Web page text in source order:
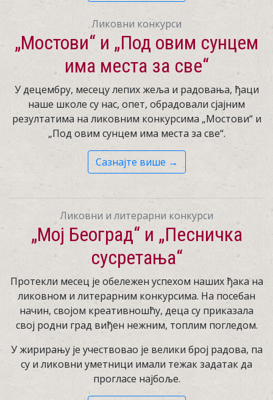
Ликовни конкурси
„Мостови“ и „Под овим сунцем
има места за све“
У децембру, месецу лепих жеља и радовања, ђаци
наше школе су нас, опет, обрадовали сјајним
резултатима на ликовним конкурсима „Мостови“ и
„Под овим сунцем има места за све“.
Сазнајте више →
Ликовни и литерарни конкурси
„Мој Београд“ и „Песничка
сусретања“
Протекли месец је обележен успехом наших ђака на
ликовном и литерарним конкурсима. На посебан
начин, својом креативношћу, деца су приказала
свој родни град виђен нежним, топлим погледом.
У жирирању је учествовао је велики број радова, па
су и ликовни уметници имали тежак задатак да
прогласе најбоље.